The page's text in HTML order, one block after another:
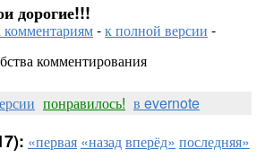
дорогие!!!
комментариям-к полной версии -
комментирования
понравилось! в evernote
«первая «назадвперёд» последняя»